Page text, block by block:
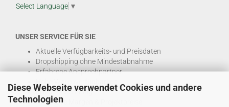
Diese Webseite verwendet Cookies und andere
Technologien
Select Language ▼
UNSER SERVICE FÜR SIE
Aktuelle Verfügbarkeits- und Preisdaten
Dropshipping ohne Mindestabnahme
Erfahrene Ansprechpartner
Hohe Warenverfügbarkeit
EDI & E-Rechnung
Attraktive Margen & Projektpreise